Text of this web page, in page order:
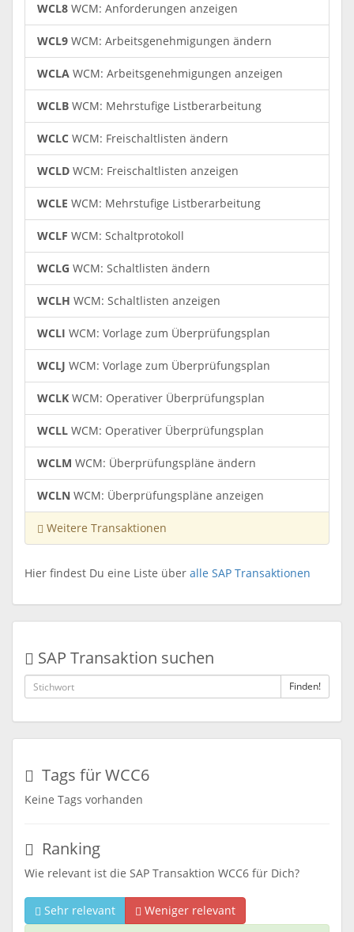
WCL8 WCM: Anforderungen anzeigen
WCL9 WCM: Arbeitsgenehmigungen ändern
WCLA WCM: Arbeitsgenehmigungen anzeigen
WCLB WCM: Mehrstufige Listberarbeitung
WCLC WCM: Freischaltlisten ändern
WCLD WCM: Freischaltlisten anzeigen
WCLE WCM: Mehrstufige Listberarbeitung
WCLF WCM: Schaltprotokoll
WCLG WCM: Schaltlisten ändern
WCLH WCM: Schaltlisten anzeigen
WCLI WCM: Vorlage zum Überprüfungsplan
WCLJ WCM: Vorlage zum Überprüfungsplan
WCLK WCM: Operativer Überprüfungsplan
WCLL WCM: Operativer Überprüfungsplan
WCLM WCM: Überprüfungspläne ändern
WCLN WCM: Überprüfungspläne anzeigen
Weitere Transaktionen
Hier findest Du eine Liste über alle SAP Transaktionen
SAP Transaktion suchen
Finden!
Tags für WCC6
Keine Tags vorhanden
Ranking
Wie relevant ist die SAP Transaktion WCC6 für Dich?
Sehr relevant Weniger relevant